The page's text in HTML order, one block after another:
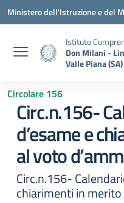
Vai ai contenuti
Vai al menu di navigazione
Vai al footer
Ministero dell'Istruzione e del
Istituto
Don Milani -
Valle Piana (SA)
Circolare 156
Circ.n.156-
d’esame e
al voto
Circ.n.156-
chiarimenti in